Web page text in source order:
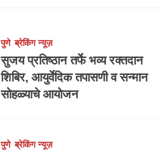
पुणे ब्रेकिंग न्यूज़
सुजय प्रतिष्ठान तर्फे भव्य रक्तदान
शिबिर, आयुर्वेदिक तपासणी व सन्मान
सोहळ्याचे आयोजन
पुणे ब्रेकिंग न्यूज़